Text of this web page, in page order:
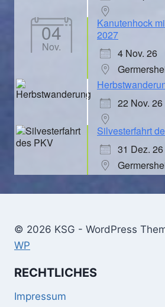
04
Nov.
Kanutenhock
2027
4 Nov. 26
22 Nov. 26
Silvesterfahrt
31 Dez. 26
© 2026 KSG - WordPress
WP
RECHTLICHES
Impressum